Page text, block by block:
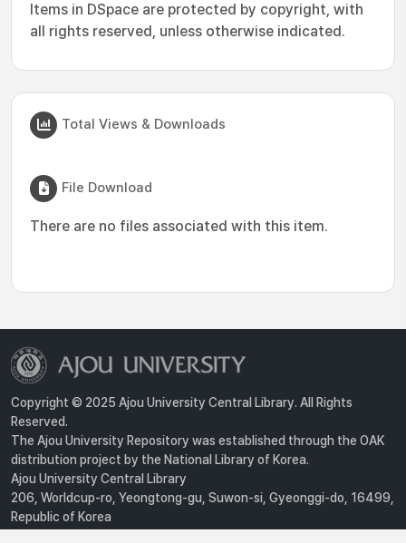
Items in DSpace are protected by copyright, with
all rights reserved, unless otherwise indicated.
Total Views & Downloads
File Download
There are no files associated with this item.
Copyright © 2025 Ajou University Central Library. All Rights
Reserved.
The Ajou University Repository was established through the OAK
distribution project by the National Library of Korea.
Ajou University Central Library
206, Worldcup-ro, Yeongtong-gu, Suwon-si, Gyeonggi-do, 16499,
Republic of Korea